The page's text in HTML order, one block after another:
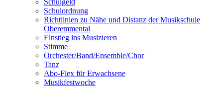
Schulgeld
Schulordnung
Richtlinien zu Nähe und Distanz der Musikschule
Oberemmental
Einstieg ins Musizieren
Stimme
Orchester/Band/Ensemble/Chor
Tanz
Abo-Flex für Erwachsene
Musikfestwoche